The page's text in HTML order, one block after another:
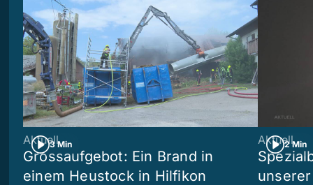
3 Min
Aktuell
Grossaufgebot: Ein Brand in
einem Heustock in Hilfikon
2 Min
Aktuell